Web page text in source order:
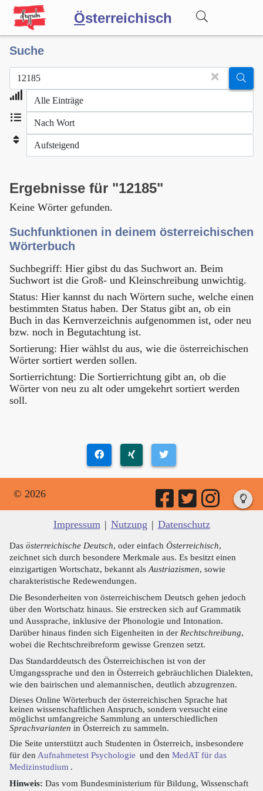
Österreichisch
Wörterbuch
Forum
Blog
Suche
Ergebnisse für "12185"
Keine Wörter gefunden.
Suchfunktionen in deinem österreichischen
Wörterbuch
Suchbegriff: Hier gibst du das Suchwort an. Beim
Suchwort ist die Groß- und Kleinschreibung unwichtig.
Status: Hier kannst du nach Wörtern suche, welche einen
bestimmten Status haben. Der Status gibt an, ob ein
Buch in das Kernverzeichnis aufgenommen ist, oder neu
bzw. noch in Begutachtung ist.
Sortierung: Hier wählst du aus, wie die österreichischen
Wörter sortiert werden sollen.
Sortierrichtung: Die Sortierrichtung gibt an, ob die
Wörter von neu zu alt oder umgekehrt sortiert werden
soll.
© 2026
Impressum | Nutzung | Datenschutz
Das österreichische Deutsch, oder einfach Österreichisch,
zeichnet sich durch besondere Merkmale aus. Es besitzt einen
einzigartigen Wortschatz, bekannt als Austriazismen, sowie
charakteristische Redewendungen.
Die Besonderheiten von österreichischem Deutsch gehen jedoch
über den Wortschatz hinaus. Sie erstrecken sich auf Grammatik
und Aussprache, inklusive der Phonologie und Intonation.
Darüber hinaus finden sich Eigenheiten in der Rechtschreibung,
wobei die Rechtschreibreform gewisse Grenzen setzt.
Das Standarddeutsch des Österreichischen ist von der
Umgangssprache und den in Österreich gebräuchlichen Dialekten,
wie den bairischen und alemannischen, deutlich abzugrenzen.
Dieses Online Wörterbuch der österreichischen Sprache hat
keinen wissenschaftlichen Anspruch, sondern versucht eine
möglichst umfangreiche Sammlung an unterschiedlichen
Sprachvarianten in Österreich zu sammeln.
Die Seite unterstützt auch Studenten in Österreich, insbesondere
für den Aufnahmetest Psychologie und den MedAT für das
Medizinstudium .
Hinweis: Das vom Bundesministerium für Bildung, Wissenschaft